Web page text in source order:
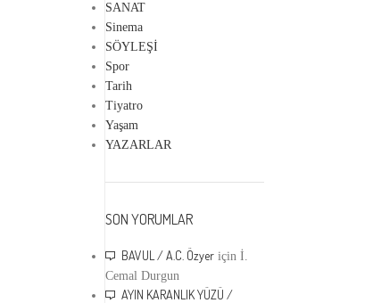
SANAT
Sinema
SÖYLEŞİ
Spor
Tarih
Tiyatro
Yaşam
YAZARLAR
SON YORUMLAR
BAVUL / A.C. Özyer içinİ.
Cemal Durgun
AYIN KARANLIK YÜZÜ /